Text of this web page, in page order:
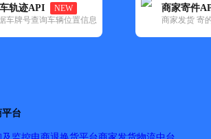
轨迹API
NEW
车牌号查询车辆位置信息
商家寄件
商家发货 寄
平台
递
-泰安市-岱岳区
省泰安市岱岳区黄前镇